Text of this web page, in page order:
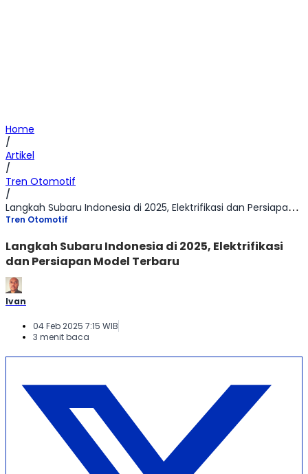
Home
/
Artikel
/
Tren Otomotif
/
Langkah Subaru Indonesia di 2025, Elektrifikasi dan Persiapan Model Terbaru
Tren Otomotif
Langkah Subaru Indonesia di 2025, Elektrifikasi
dan Persiapan Model Terbaru
Ivan
04 Feb 2025 7:15 WIB
3 menit baca